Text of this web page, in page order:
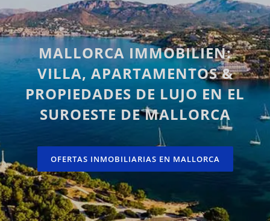
MALLORCA IMMOBILIEN:
VILLA, APARTAMENTOS &
PROPIEDADES DE LUJO EN EL
SUROESTE DE MALLORCA
OFERTAS INMOBILIARIAS EN MALLORCA